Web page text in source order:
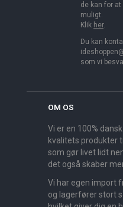
de kan for
muligt.
Klik her.
Du kan
som vi
OM OS
Vi er en 100%
kvalitets produkter
som gør livet lidt
det også skaber
Vi har egen import
og lagerfører stort